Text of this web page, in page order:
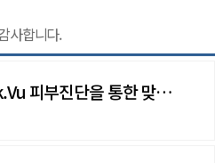
사합니다.
피부진단을 통한 맞…